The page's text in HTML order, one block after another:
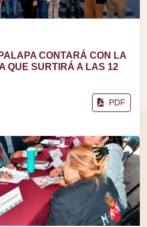
CONTARÁ CON LA
QUE SURTIRÁ A LAS 12
PDF